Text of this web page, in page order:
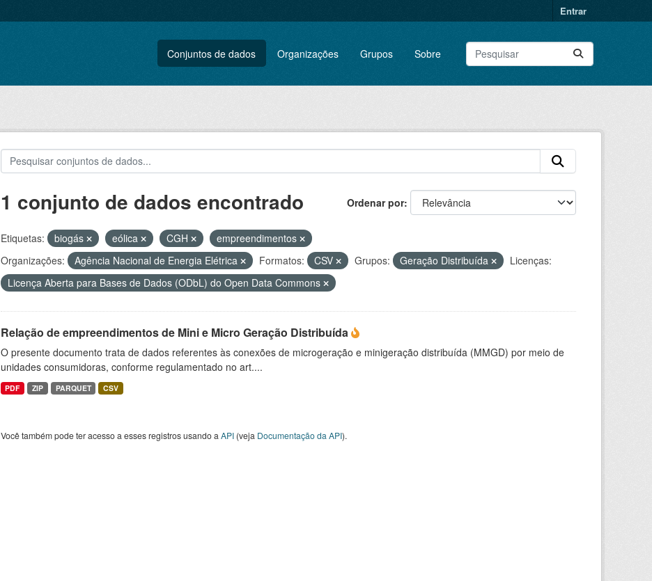
Entrar
Conjuntos de dados Organizações Grupos Sobre
Ordenar por
1 conjunto de dados encontrado
Etiquetas: biogás eólica CGH
empreendimentos
Organizações:
Agência Nacional de Energia Elétrica Formatos: CSV Grupos: Geração Distribuída
Licenças:
Licença Aberta para Bases de Dados (ODbL) do Open Data Commons
Relação de empreendimentos de Mini e Micro Geração Distribuída
O presente documento trata de dados referentes às conexões de microgeração e minigeração distribuída (MMGD) por meio de
unidades consumidoras, conforme regulamentado no art....
PDF ZIP PARQUET CSV
Você também pode ter acesso a esses registros usando a API(veja Documentação da API).